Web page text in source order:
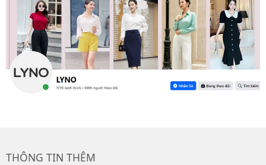
THÔNG TIN THÊM